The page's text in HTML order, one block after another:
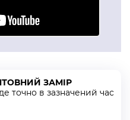
ЗАМІР
точно в зазначений час